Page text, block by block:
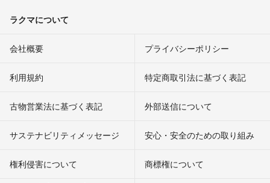
ラクマについて
会社概要 プライバシーポリシー
利用規約 特定商取引法に基づく表記
古物営業法に基づく表記 外部送信について
サステナビリティメッセージ 安心・安全のための取り組み
権利侵害について
商標権について